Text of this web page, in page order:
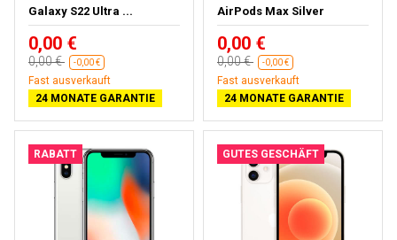
Galaxy S22 Ultra ...
0,00 €
0,00 € -0,00 €
Fast ausverkauft
24 MONATE GARANTIE
AirPods Max Silver
0,00 €
0,00 € -0,00 €
Fast ausverkauft
24 MONATE GARANTIE
RABATT GUTES GESCHÄFT